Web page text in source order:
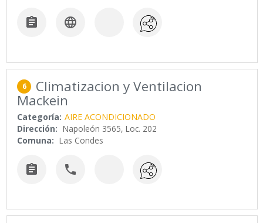
 
6 Climatizacion y Ventilacion
Mackein
Categoría: AIRE ACONDICIONADO
Dirección: Napoleón 3565, Loc. 202
Comuna: Las Condes
 